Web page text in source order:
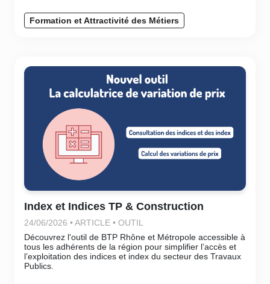
Formation et Attractivité des Métiers
Index et Indices TP & Construction
24/06/2026 • ARTICLE • OUTIL
Découvrez l'outil de BTP Rhône et Métropole accessible à
tous les adhérents de la région pour simplifier l’accès et
l’exploitation des indices et index du secteur des Travaux
Publics.